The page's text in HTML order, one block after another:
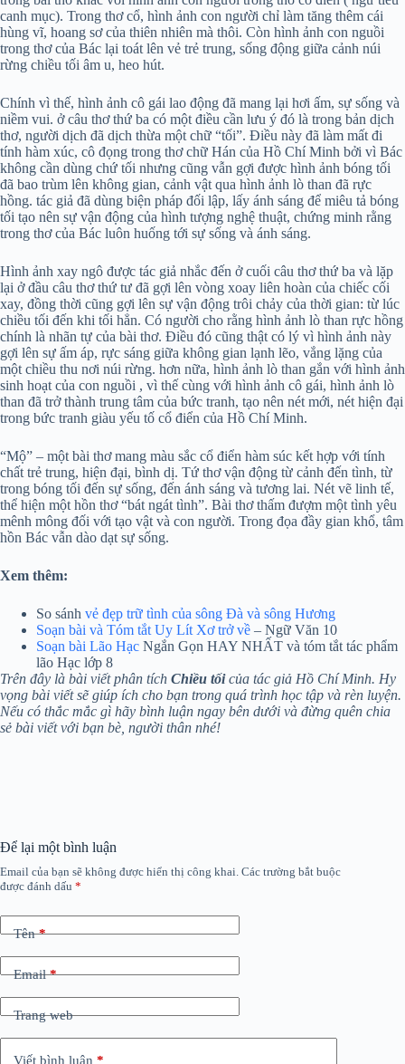
canh mục). Trong thơ cổ, hình ảnh con người chỉ làm tăng thêm cái
hùng vĩ, hoang sơ của thiên nhiên mà thôi. Còn hình ảnh con nguồi
trong thơ của Bác lại toát lên vẻ trẻ trung, sống động giữa cảnh núi
rừng chiều tối âm u, heo hút.
Chính vì thế, hình ảnh cô gái lao động đã mang lại hơi ấm, sự sống và
niềm vui. ở câu thơ thứ ba có một điều cần lưu ý đó là trong bản dịch
thơ, người dịch đã dịch thừa một chữ “tối”. Điều này đã làm mất đi
tính hàm xúc, cô đọng trong thơ chữ Hán của Hồ Chí Minh bởi vì Bác
không cần dùng chứ tối nhưng cũng vẫn gợi được hình ảnh bóng tối
đã bao trùm lên không gian, cảnh vật qua hình ảnh lò than đã rực
hồng. tác giả đã dùng biện pháp đối lập, lấy ánh sáng để miêu tả bóng
tối tạo nên sự vận động của hình tượng nghệ thuật, chứng minh rằng
trong thơ của Bác luôn huống tới sự sống và ánh sáng.
Hình ảnh xay ngô được tác giả nhắc đến ở cuối câu thơ thứ ba và lặp
lại ở đầu câu thơ thứ tư đã gợi lên vòng xoay liên hoàn của chiếc cối
xay, đồng thời cũng gợi lên sự vận động trôi chảy của thời gian: từ lúc
chiều tối đến khi tối hẳn. Có người cho rằng hình ảnh lò than rực hồng
chính là nhãn tự của bài thơ. Điều đó cũng thật có lý vì hình ảnh này
gợi lên sự ấm áp, rực sáng giữa không gian lạnh lẽo, vắng lặng của
một chiều thu nơi núi rừng. hơn nữa, hình ảnh lò than gắn với hình ảnh
sinh hoạt của con nguồi , vì thế cùng với hình ảnh cô gái, hình ảnh lò
than đã trở thành trung tâm của bức tranh, tạo nên nét mới, nét hiện đại
trong bức tranh giàu yếu tố cổ điển của Hồ Chí Minh.
“Mộ” – một bài thơ mang màu sắc cổ điển hàm súc kết hợp với tính
chất trẻ trung, hiện đại, bình dị. Tứ thơ vận động từ cảnh đến tình, từ
trong bóng tối đến sự sống, đến ánh sáng và tương lai. Nét vẽ linh tế,
thể hiện một hồn thơ “bát ngát tình”. Bài thơ thấm đượm một tình yêu
mênh mông đối với tạo vật và con người. Trong đọa đầy gian khổ, tâm
hồn Bác vẫn dào dạt sự sống.
Xem thêm:
So sánh vẻ đẹp trữ tình của sông Đà và sông Hương
Soạn bài và Tóm tắt Uy Lít Xơ trở về – Ngữ Văn 10
Soạn bài Lão Hạc Ngắn Gọn HAY NHẤT và tóm tắt tác phẩm
lão Hạc lớp 8
Trên đây là bài viết phân tích Chiều tốicủa tác giả Hồ Chí Minh. Hy
vọng bài viết sẽ giúp ích cho bạn trong quá trình học tập và rèn luyện.
Nếu có thắc mắc gì hãy bình luận ngay bên dưới và đừng quên chia
sẻ bài viết với bạn bè, người thân nhé!
Để lại một bình luận
Email của bạn sẽ không được hiển thị công khai. Các trường bắt buộc
được đánh dấu *
Tên*
Email*
Trang web
Viết bình luận *